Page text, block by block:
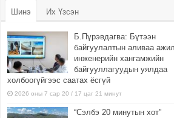
Шинэ Их Үзсэн
Б.Пүрэвдагва: Бүтээн
байгуулалтын аливаа ажил
инженерийн хангамжийн
байгууллагуудын уялдаа
холбоогүйгээс саатах ёсгүй
2026 оны 7 сар 20 / 17 цаг 21 минут
“Сэлбэ 20 минутын хот”